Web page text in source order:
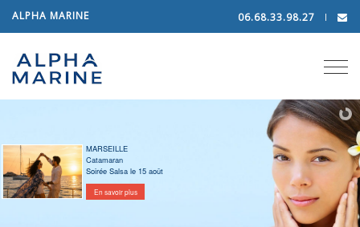
ALPHA MARINE 06.68.33.98.27
MARSEILLE
Catamaran
Soirée Salsa le 15 août
En savoir plus